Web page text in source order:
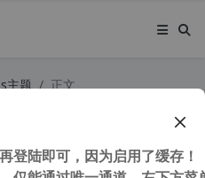
主题 正文
gravatar 头像强
登陆即可，因为启用了缓存！